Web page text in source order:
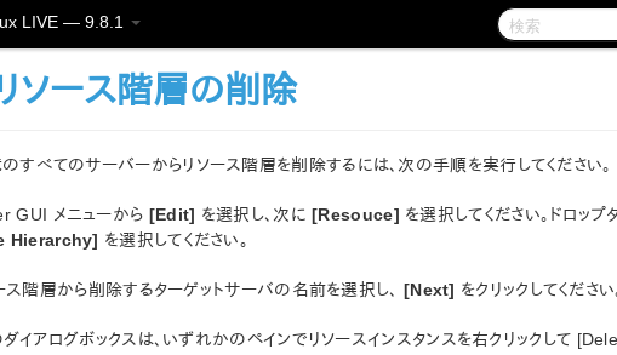
LIVE — 9.8.1
ソース階層の削除
べてのサーバーからリソース階層を削除するには、次の手順を実行してください。
GUI メニューから [Edit] を選択し、次に[Resouce] を選択してください。ドロッ
Hierarchy] を選択してください。
ス階層から削除するターゲットサーバの名前を選択し、 [Next] をクリックしてください
ダイアログボックスは、いずれかのペインでリソースインスタンスを右クリックして